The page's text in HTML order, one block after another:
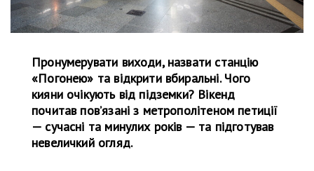
Пронумерувати виходи, назвати станцію
«Погонею» та відкрити вбиральні. Чого
кияни очікують від підземки? Вікенд
почитав пов’язані з метрополітеном петиції
— сучасні та минулих років — та підготував
невеличкий огляд.